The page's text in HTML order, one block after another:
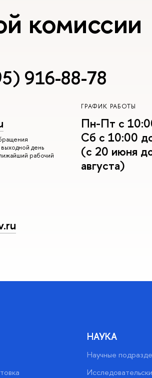
комиссии
916-88-78
день
рабочий
ГРАФИК РАБОТЫ
Пн-Пт с
Сб с 10:00
(с 20 июня
августа)
НАУКА
Научные